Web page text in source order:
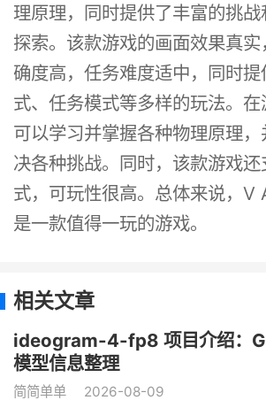
理原理，同时提供了丰富的挑
探索。该款游戏的画面效果真
确度高，任务难度适中，同时
式、任务模式等多样的玩法。
可以学习并掌握各种物理原理
决各种挑战。同时，该款游戏
式，可玩性很高。总体来说，V
是一款值得一玩的游戏。
相关文章
ideogram-4-fp8 项目介绍：
模型信息整理
简简单单 2026-08-09